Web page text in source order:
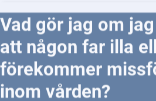
att någon far illa
förekommer
inom vården?
Det är viktigt att du hör av dig om